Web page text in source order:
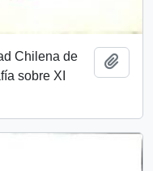
Chilena de
sobre XI